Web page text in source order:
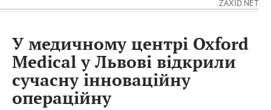
ZAXID.NET
У медичному центрі Oxford
Medical у Львові відкрили
сучасну інноваційну
операційну